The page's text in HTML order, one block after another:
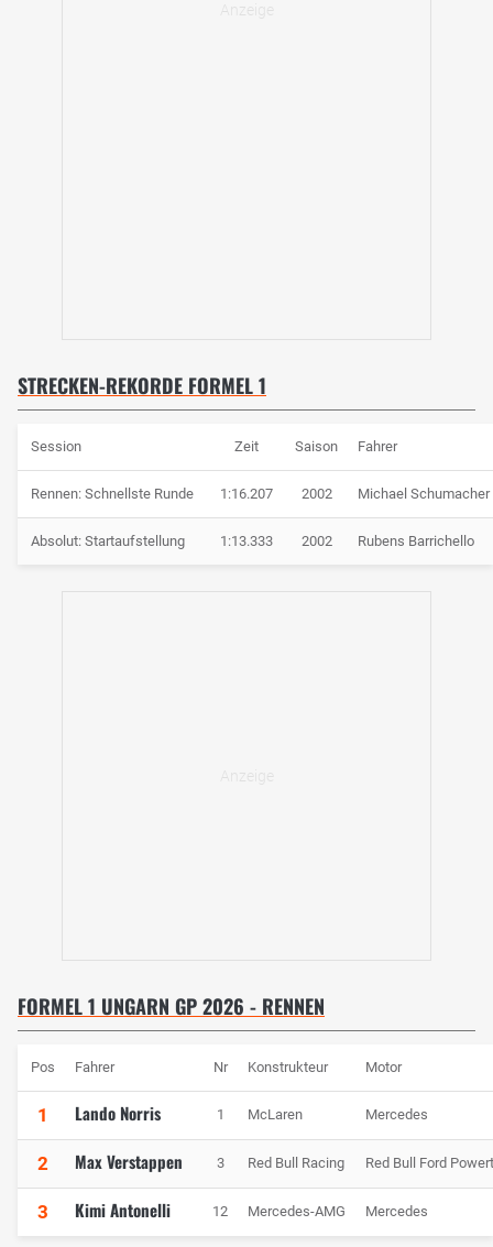
STRECKEN-REKORDE FORMEL 1
Session Zeit Saison Fahrer
Rennen: Schnellste Runde 1:16.207 2002 Michael Schumacher
Absolut: Startaufstellung 1:13.333 2002 Rubens Barrichello
FORMEL 1 UNGARN GP 2026 - RENNEN
Pos Fahrer Nr Konstrukteur Motor
1 Lando Norris 1 McLaren Mercedes
2 Max Verstappen 3 Red Bull Racing Red Bull Ford
3 Kimi Antonelli 12 Mercedes-AMG Mercedes